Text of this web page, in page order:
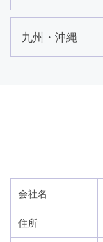
九州・沖縄
会社名
住所